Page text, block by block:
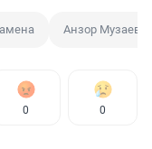
Анзор Музаев
0 0